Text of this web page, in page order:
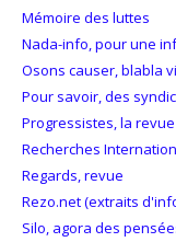
Mémoire des luttes
Nada-info, pour une
Osons causer, blabla
Pour savoir, des
Progressistes, la revue
Recherches
Regards, revue
Rezo.net (extraits
Silo, agora des